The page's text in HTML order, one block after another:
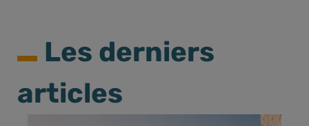
Les derniers
articles